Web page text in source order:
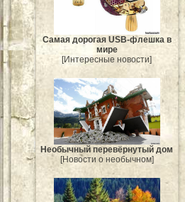
Самая дорогая USB-флешка в
мире
[Интересные новости]
Необычный перевёрнутый дом
[Новости о необычном]